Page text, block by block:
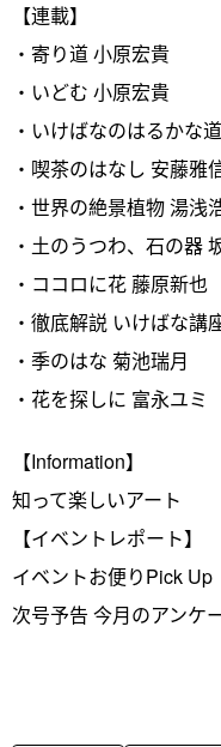
【連載】
・寄り道 小原宏貴
・いどむ 小原宏貴
・いけばなのはるか
・喫茶のはなし 安藤雅
・世界の絶景植物 湯浅
・土のうつわ、石の器
・ココロに花 藤原新也
・徹底解説 いけばな講
・季のはな 菊池瑞月
・花を探しに 富永ユミ
【Information】
知って楽しいアート
【イベントレポート】
イベントお便りPick Up
次号予告 今月のアンケ